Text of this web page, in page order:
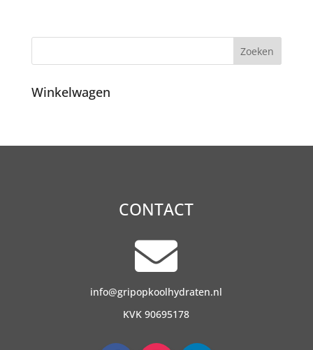
Winkelwagen
CONTACT

info@gripopkoolhydraten.nl
KVK 90695178